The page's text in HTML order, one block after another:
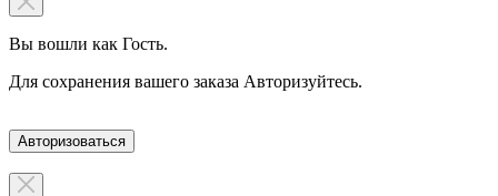
Вы вошли как Гость.
Для сохранения вашего заказа Авторизуйтесь.
Авторизоваться